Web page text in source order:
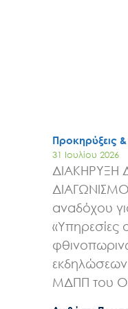
Προκηρύξεις
31 Ιουλίου 2026
ΔΙΑΚΗΡΥΞΗ
αναδόχου
ΜΔΠΠ του